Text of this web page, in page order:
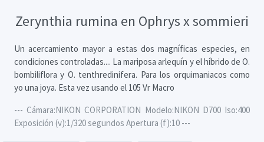
Zerynthia rumina en Ophrys x sommieri
Un acercamiento mayor a estas dos magníficas especies, en
condiciones controladas.... La mariposa arlequín y el híbrido de O.
bombiliflora y O. tenthredinifera. Para los orquimaniacos como
yo una joya. Esta vez usando el 105 Vr Macro
--- Cámara:NIKON CORPORATION Modelo:NIKON D700 Iso:400
Exposición (v):1/320 segundos Apertura (f):10 ---